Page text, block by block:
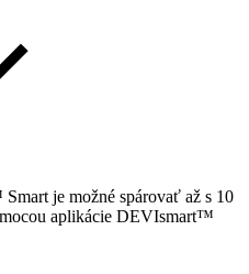
je možné spárovať až s 10
aplikácie DEVIsmart™